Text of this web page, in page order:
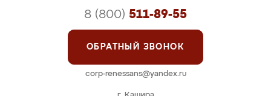
8 (800) 511-89-55
ОБРАТНЫЙ ЗВОНОК
corp-renessans@yandex.ru